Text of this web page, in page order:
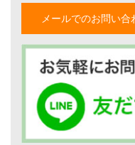
家づくりナイスホームズ
スタッフ紹介
職人紹介
採用情報
お知らせ・イベント情報
ブログ一覧
メールでのお問い合